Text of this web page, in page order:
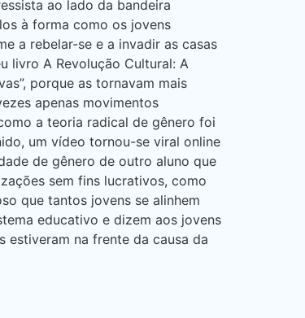
ao lado da bandeira
à forma como os jovens
a rebelar-se e a invadir as casas
livro A Revolução Cultural: A
porque as tornavam mais
apenas movimentos
a teoria radical de gênero foi
um vídeo tornou-se viral online
de gênero de outro aluno que
sem fins lucrativos, como
que tantos jovens se alinhem
educativo e dizem aos jovens
estiveram na frente da causa da